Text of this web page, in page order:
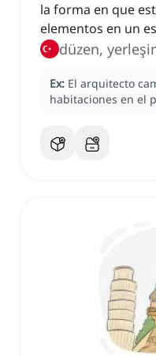
la forma en que
elementos en un
düzen,
Ex: El arquitecto
habitaciones en el